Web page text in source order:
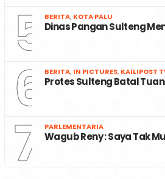
5 BERITA, KOTA PALU
Dinas Pangan Sulteng
6 BERITA, IN PICTURES, KAILIPOST
Protes Sulteng Batal
7 PARLEMENTARIA
Wagub Reny : Saya Tak